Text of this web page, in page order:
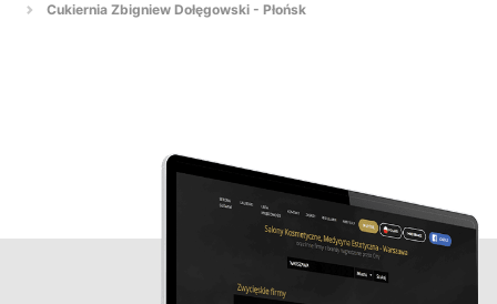
Cukiernia Zbigniew Dołęgowski - Płońsk